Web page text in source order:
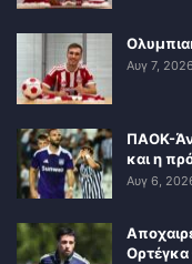
Αυγ 7, 2026
ΠΑΟΚ-
και η
Αυγ 6,